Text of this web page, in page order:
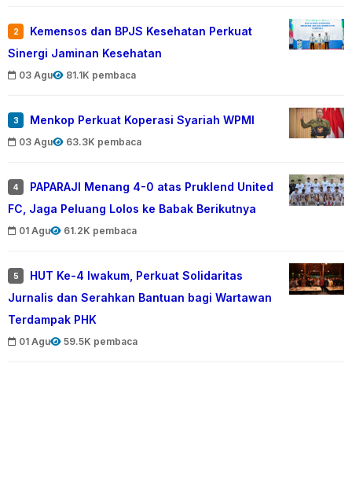
2
Kemensos dan BPJS Kesehatan Perkuat
Sinergi Jaminan Kesehatan
03 Agu 81.1K pembaca
3 Menkop Perkuat Koperasi Syariah WPMI
03 Agu 63.3K pembaca
4
PAPARAJI Menang 4-0 atas Pruklend United
FC, Jaga Peluang Lolos ke Babak Berikutnya
01 Agu 61.2K pembaca
5
HUT Ke-4 Iwakum, Perkuat Solidaritas
Jurnalis dan Serahkan Bantuan bagi Wartawan
Terdampak PHK
01 Agu 59.5K pembaca